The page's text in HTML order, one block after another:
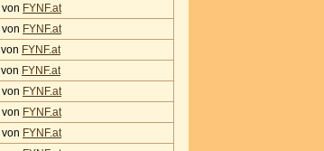
von FYNF.at
von FYNF.at
von FYNF.at
von FYNF.at
von FYNF.at
von FYNF.at
von FYNF.at